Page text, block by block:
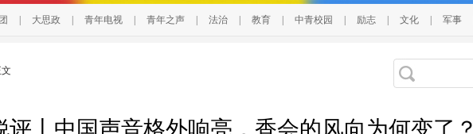
大思政 青年电视 青年之声 法治 教育 中青校园 励志 文化 军事
评丨中国声音格外响亮，香会的风向为何变了？